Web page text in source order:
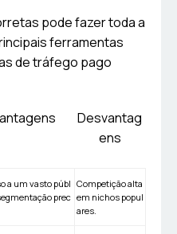
pode fazer toda a
ferramentas
de tráfego pago
Desvantag
ens
a um vasto públ
prec
Competição alta
em nichos popul
ares.